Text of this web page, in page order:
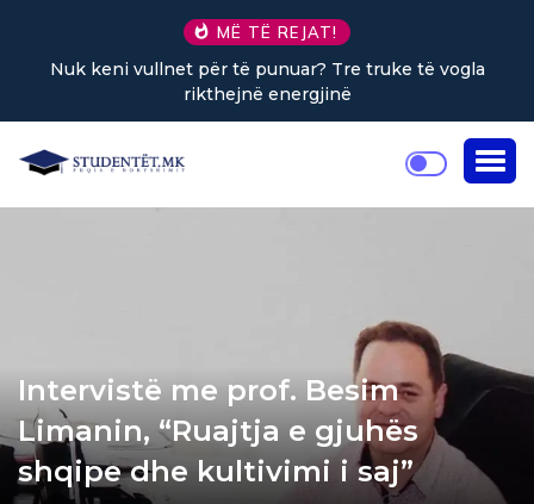
MË TË REJAT!
Nuk keni vullnet për të punuar? Tre truke të vogla
rikthejnë energjinë
Intervistë me prof. Besim
Limanin, “Ruajtja e gjuhës
shqipe dhe kultivimi i saj”